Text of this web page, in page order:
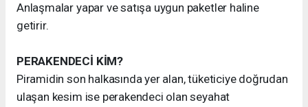
Anlaşmalar yapar ve satışa uygun paketler haline
getirir.
PERAKENDECİ KİM?
Piramidin son halkasında yer alan, tüketiciye doğrudan
ulaşan kesim ise perakendeci olan seyahat